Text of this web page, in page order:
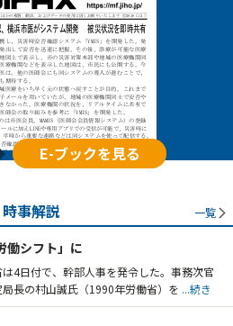
E-ブックを見る
時事解説 一覧
働シフト」に
4日付で、幹部人事を発令した。事務次官
長の村山誠氏（1990年労働省）を ...続き